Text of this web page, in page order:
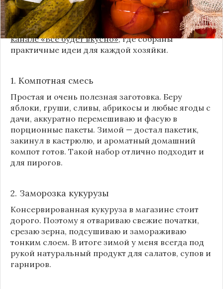
Сегодня я делюсь своими любимыми рецептами
без банок и долгих стерилизаций. Подробнее и с
пошаговыми инструкциями их можно найти на
канале «Все будет вкусно», где собраны
практичные идеи для каждой хозяйки.
1. Компотная смесь
Простая и очень полезная заготовка. Беру
яблоки, груши, сливы, абрикосы и любые ягоды с
дачи, аккуратно перемешиваю и фасую в
порционные пакеты. Зимой — достал пакетик,
закинул в кастрюлю, и ароматный домашний
компот готов. Такой набор отлично подходит и
для пирогов.
2. Заморозка кукурузы
Консервированная кукуруза в магазине стоит
дорого. Поэтому я отвариваю свежие початки,
срезаю зерна, подсушиваю и замораживаю
тонким слоем. В итоге зимой у меня всегда под
рукой натуральный продукт для салатов, супов и
гарниров.